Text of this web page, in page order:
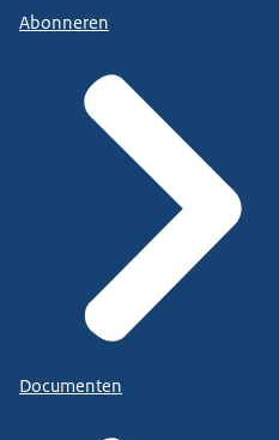
Abonneren
Documenten